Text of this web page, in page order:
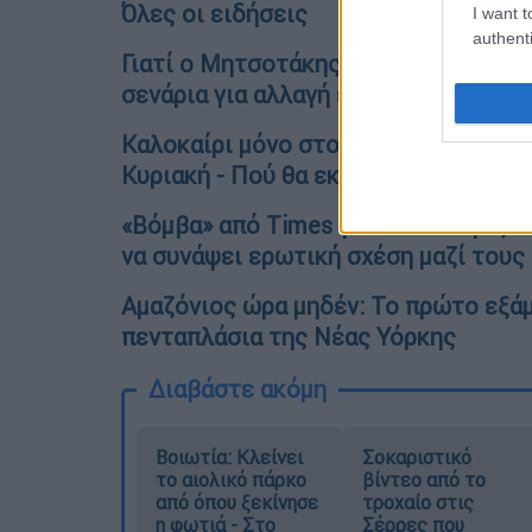
I want
Όλες οι ειδήσεις
Γιατί ο Μητσοτάκης έκαψε το
σενάρια για αλλαγή εκλογικού νόμου
Καλοκαίρι μόνο στο... ημερολόγιο:
Κυριακή - Πού θα εκδηλωθούν
«Βόμβα» από Times για τον Μπόρις
να συνάψει ερωτική σχέση μαζί τους
Αμαζόνιος ώρα μηδέν: Το πρώτο
πενταπλάσια της Νέας Υόρκης
Διαβάστε ακόμη
Βοιωτία: Κλείνει
το αιολικό πάρκο
από όπου ξεκίνησε
η φωτιά - Στο
Σοκαριστικό
βίντεο από το
τροχαίο στις
Σέρρες που